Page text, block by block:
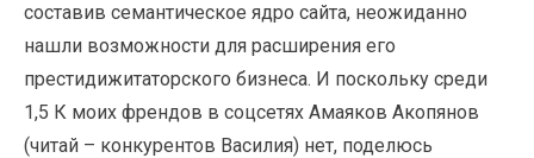
составив семантическое ядро сайта, неожиданно
нашли возможности для расширения его
престидижитаторского бизнеса. И поскольку среди
1,5 К моих френдов в соцсетях Амаяков Акопянов
(читай – конкурентов Василия) нет, поделюсь